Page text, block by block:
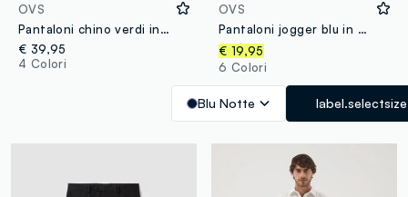
OVS
Pantaloni chino verdi in cotone elasticizzato slim fit
€ 39,95
4 Colori
OVS
Pantaloni jogger blu in misto cotone regular fit
€ 19,95
6 Colori
Blu Notte label.selectsize